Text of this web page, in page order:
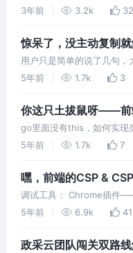
在这个过程中，需要抓住问
3年前 3.2k 32
惊呆了，没主动复制
用户只是简单的说了几句
人生。一用鼠标选中了文
5年前 1.7k 3
你这只土拔鼠呀——
go里面没有this，如何实现
receiver。go的面向对象
5年前 1.7k 7
嘿，前端的CSP &
调试工具： Chrome插件
src，你给了它什么值，其
5年前 6.9k 41
政采云团队闯关双路